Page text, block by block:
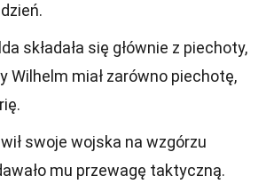
składała się głównie z piechoty,
Wilhelm miał zarówno piechotę,
swoje wojska na wzgórzu
mu przewagę taktyczną.